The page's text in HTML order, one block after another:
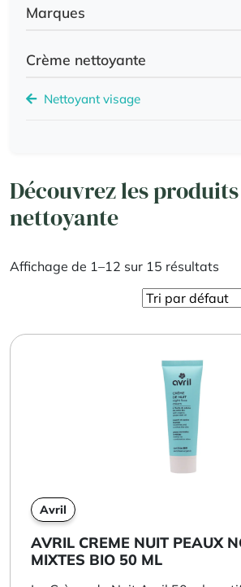
Marques
Crème nettoyante
Nettoyant visage
Découvrez les
nettoyante
Affichage de 1–12 sur 15 résultats
Avril
AVRIL CREME NUIT PEAUX
MIXTES BIO 50 ML